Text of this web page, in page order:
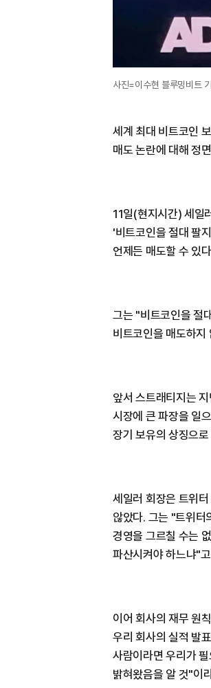
사진=이수현 블루밍비트
세계 최대 비트코인
매도 논란에 대해 정
11일(현지시간) 세일
'비트코인을 절대 팔
언제든 매도할 수 있
그는 "비트코인을 절
비트코인을 매도하지
앞서 스트래티지는
시장에 큰 파장을 일
장기 보유의 상징으
세일러 회장은 트위
않았다. 그는 "트위터
경영을 그르칠 수는
파산시켜야 하느냐"
이어 회사의 재무 원
우리 회사의 실적 발
사람이라면 우리가
밝혀왔음을 알 것"이